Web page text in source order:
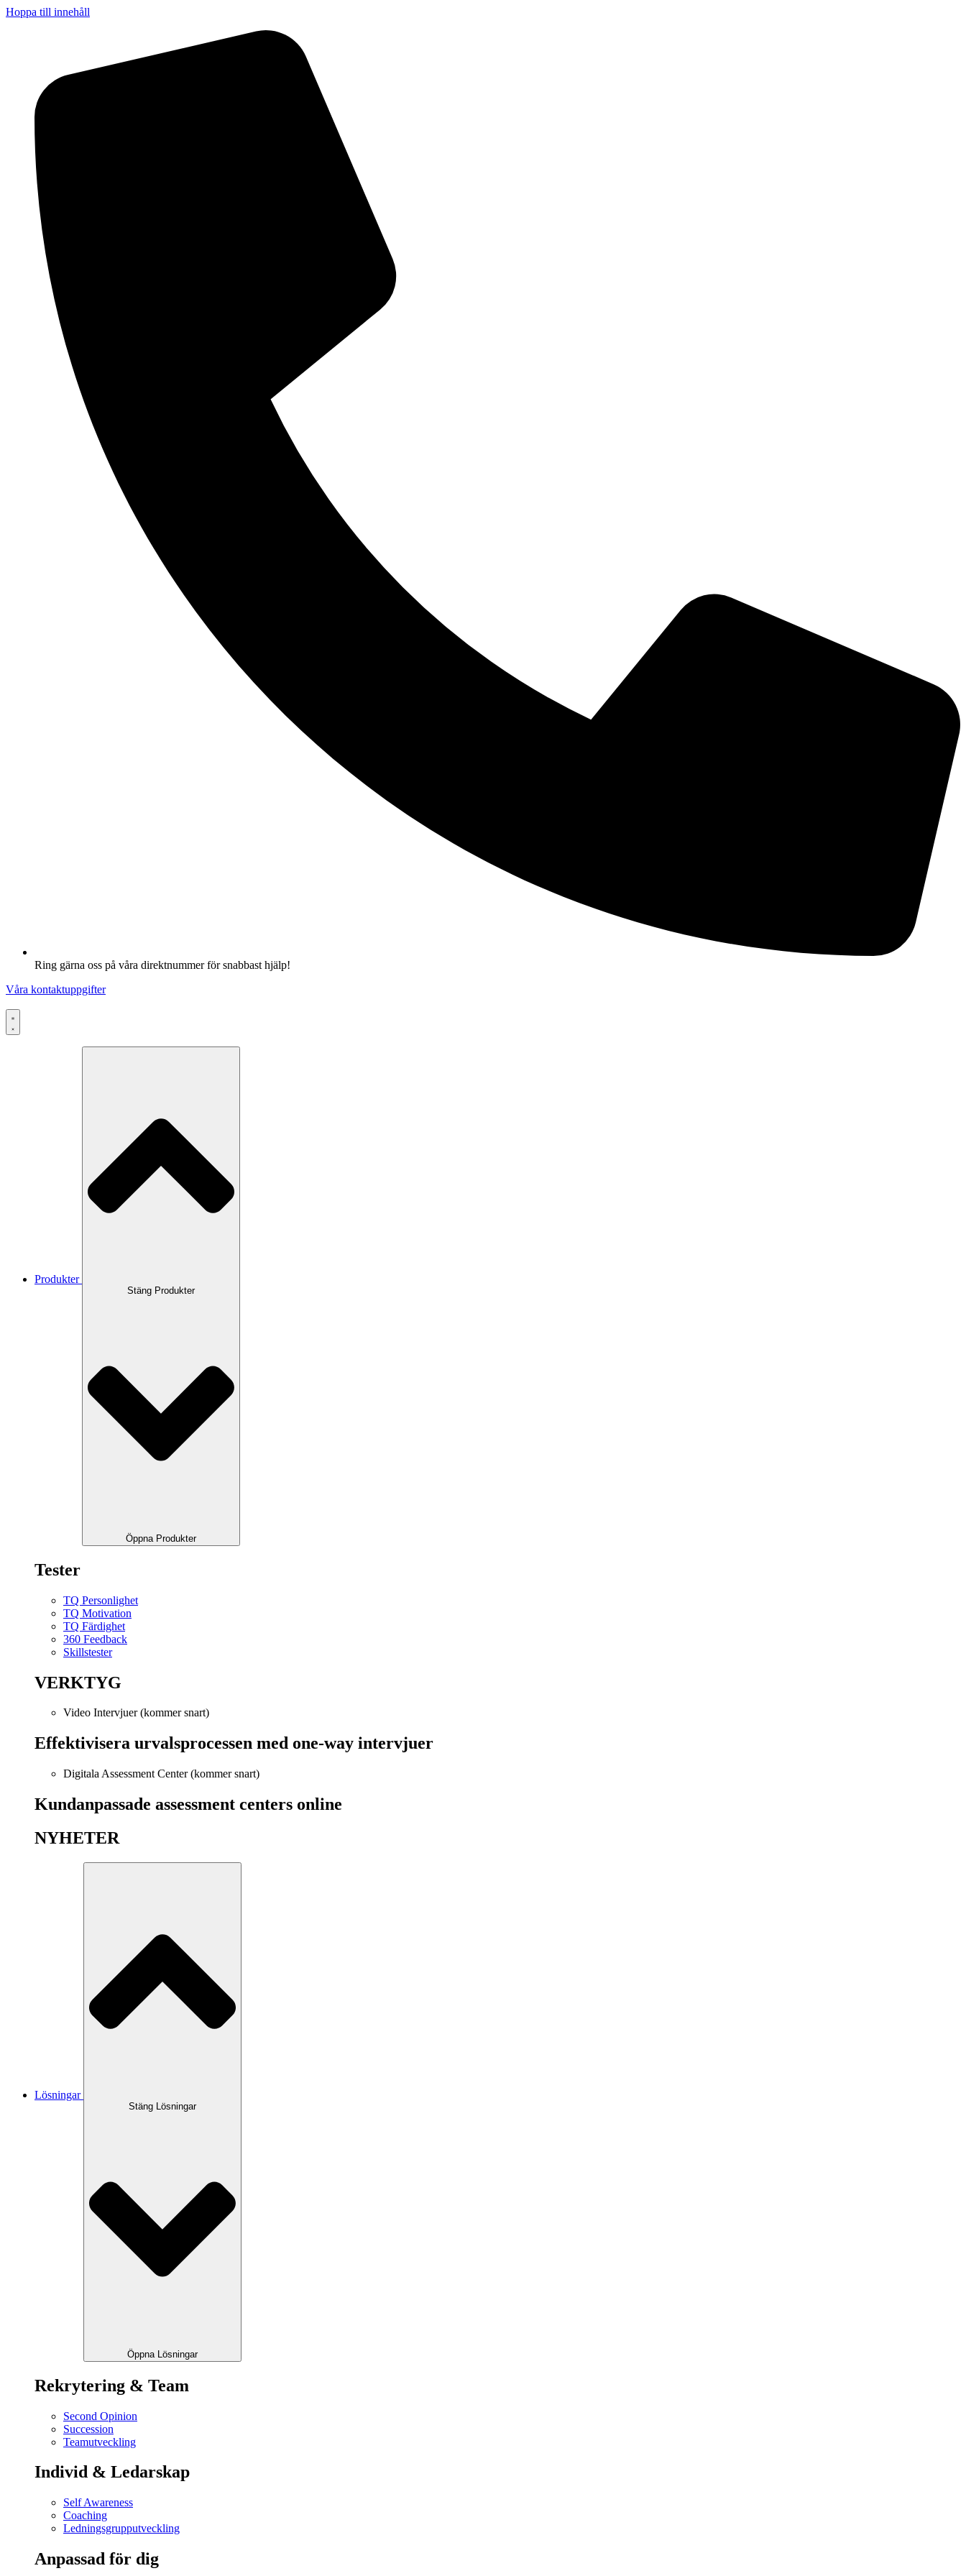
Hoppa till innehåll
Ring gärna oss på våra direktnummer för snabbast hjälp!
Våra kontaktuppgifter
Produkter
Stäng Produkter
Öppna Produkter
Tester
TQ Personlighet
TQ Motivation
TQ Färdighet
360 Feedback
Skillstester
VERKTYG
Video Intervjuer (kommer snart)
Effektivisera urvalsprocessen med one-way intervjuer
Digitala Assessment Center (kommer snart)
Kundanpassade assessment centers online
NYHETER
Lösningar
Stäng Lösningar
Öppna Lösningar
Rekrytering & Team
Second Opinion
Succession
Teamutveckling
Individ & Ledarskap
Self Awareness
Coaching
Ledningsgrupputveckling
Anpassad för dig